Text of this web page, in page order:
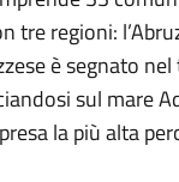
tre regioni:
è segnato
sul mare
la più alta